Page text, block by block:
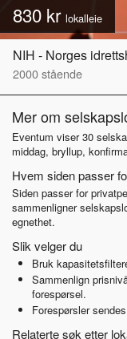
830 kr lokalleie
NIH - Norges
2000stående
Mer om
Eventum viser 30
middag, bryllup,
Hvem siden passer
Siden passer for
sammenligner
egnethet.
Slik velger du
Bruk
Sammenlign
forespørsel.
Forespørsler
Relaterte søk etter